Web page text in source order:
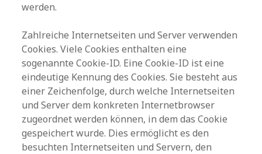
werden.
Zahlreiche Internetseiten und Server verwenden
Cookies. Viele Cookies enthalten eine
sogenannte Cookie-ID. Eine Cookie-ID ist eine
eindeutige Kennung des Cookies. Sie besteht aus
einer Zeichenfolge, durch welche Internetseiten
und Server dem konkreten Internetbrowser
zugeordnet werden können, in dem das Cookie
gespeichert wurde. Dies ermöglicht es den
besuchten Internetseiten und Servern, den